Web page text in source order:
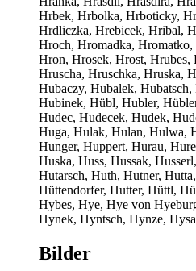
Hrbek, Hrbolka, Hrboticky,
Hrdliczka, Hrebicek, Hribal,
Hroch, Hromadka,
Hron, Hrosek, Hrost, Hrubes,
Hruscha, Hruschka, Hruska,
Hubaczy, Hubalek,
Hubinek, Hübl, Hubler,
Hudec, Hudecek, Hudek,
Huga, Hulak, Hulan, Hulwa,
Hunger, Huppert, Hurau,
Huska, Huss, Hussak,
Hutarsch, Huth, Hutner,
Hüttendorfer, Hutter, Hüttl,
Hybes, Hye, Hye von
Hynek, Hyntsch, Hynze,
Bilder